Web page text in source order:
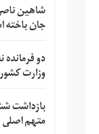
شاهین
جان
دو
وزارت
بازداشت
متهم